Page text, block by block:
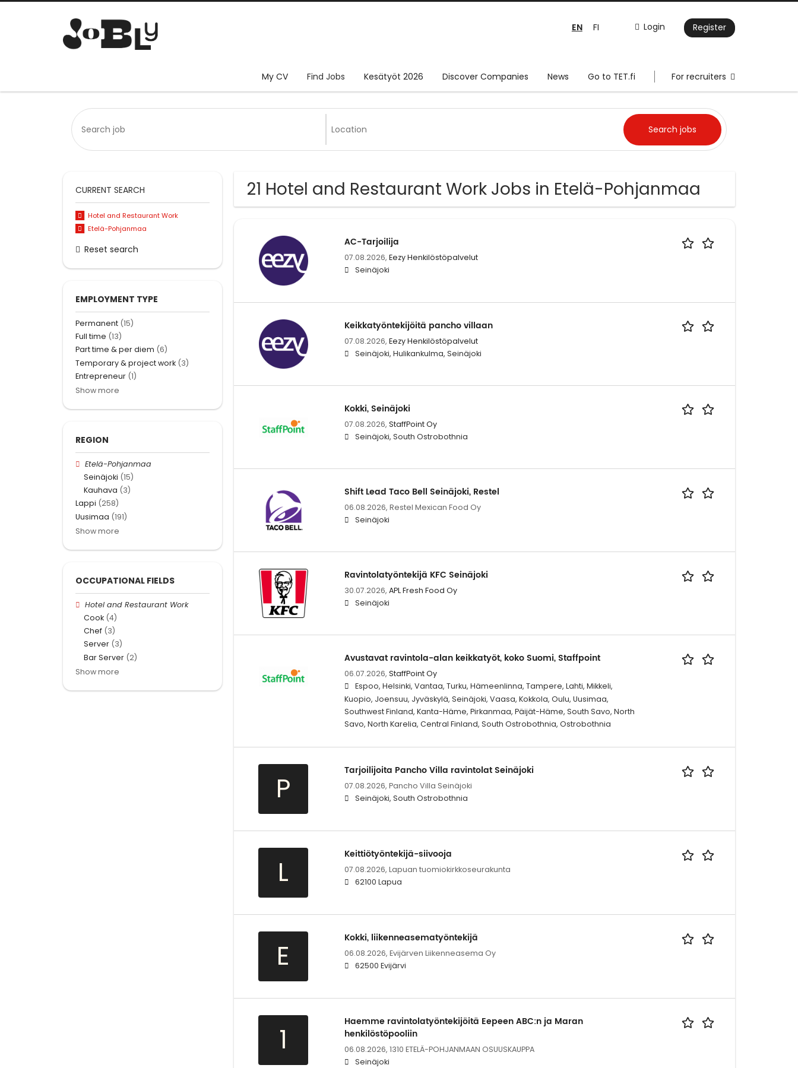
Login Register
EN FI
My CV Find Jobs Kesätyöt 2026 Discover Companies News Go to TET.fi For recruiters
21 Hotel and Restaurant Work Jobs in Etelä-Pohjanmaa
AC-Tarjoilija
07.08.2026, Eezy Henkilöstöpalvelut
Seinäjoki
Keikkatyöntekijöitä pancho villaan
07.08.2026, Eezy Henkilöstöpalvelut
Seinäjoki, Hulikankulma, Seinäjoki
Kokki, Seinäjoki
07.08.2026, StaffPoint Oy
Seinäjoki, South Ostrobothnia
Shift Lead Taco Bell Seinäjoki, Restel
06.08.2026, Restel Mexican Food Oy
Seinäjoki
Ravintolatyöntekijä KFC Seinäjoki
30.07.2026, APL Fresh Food Oy
Seinäjoki
Avustavat ravintola-alan keikkatyöt, koko Suomi, Staffpoint
06.07.2026, StaffPoint Oy
Espoo, Helsinki, Vantaa, Turku, Hämeenlinna, Tampere, Lahti, Mikkeli,
Kuopio, Joensuu, Jyväskylä, Seinäjoki, Vaasa, Kokkola, Oulu, Uusimaa,
Southwest Finland, Kanta-Häme, Pirkanmaa, Päijät-Häme, South Savo, North
Savo, North Karelia, Central Finland, South Ostrobothnia, Ostrobothnia
P
Tarjoilijoita Pancho Villa ravintolat Seinäjoki
07.08.2026, Pancho Villa Seinäjoki
Seinäjoki, South Ostrobothnia
L
Keittiötyöntekijä-siivooja
07.08.2026, Lapuan tuomiokirkkoseurakunta
62100 Lapua
E
Kokki, liikenneasematyöntekijä
06.08.2026, Evijärven Liikenneasema Oy
62500 Evijärvi
1
Haemme ravintolatyöntekijöitä Eepeen ABC:n ja Maran
henkilöstöpooliin
06.08.2026, 1310 ETELÄ-POHJANMAAN OSUUSKAUPPA
Seinäjoki
CURRENT SEARCH
Hotel and Restaurant Work
Etelä-Pohjanmaa
Reset search
EMPLOYMENT TYPE
Permanent (15)
Full time (13)
Part time & per diem (6)
Temporary & project work (3)
Entrepreneur (1)
Show more
REGION
Etelä-Pohjanmaa
Seinäjoki (15)
Kauhava (3)
Lappi (258)
Uusimaa (191)
Show more
OCCUPATIONAL FIELDS
Hotel and Restaurant Work
Cook (4)
Chef (3)
Server (3)
Bar Server (2)
Show more